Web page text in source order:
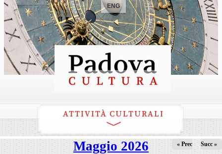
ENG
ATTIVITÀ CULTURALI
Maggio 2026 « Prec Succ »